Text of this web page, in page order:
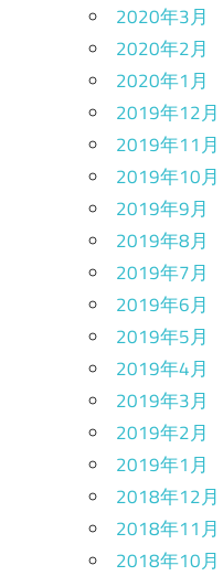
2020年3月
2020年2月
2020年1月
2019年12月
2019年11月
2019年10月
2019年9月
2019年8月
2019年7月
2019年6月
2019年5月
2019年4月
2019年3月
2019年2月
2019年1月
2018年12月
2018年11月
2018年10月